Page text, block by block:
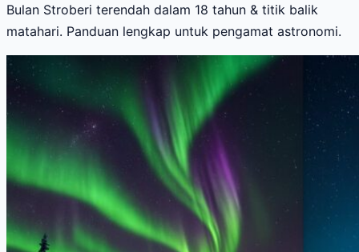
Bulan Stroberi terendah dalam 18 tahun & titik balik
matahari. Panduan lengkap untuk pengamat astronomi.